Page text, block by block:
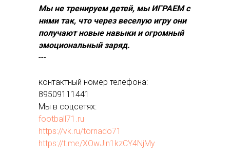
Мы не тренируем детей, мы ИГРАЕМ с
ними так, что через веселую игру они
получают новые навыки и огромный
эмоциональный заряд.
---
контактный номер телефона:
89509111441
Мы в соцсетях:
football71.ru
https://vk.ru/tornado71
https://t.me/XOwJln1kzCY4NjMy